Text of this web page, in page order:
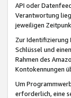
API oder
Verantwortung
jeweiligen
Zur Identifizierung
Schlüssel und
Rahmen des
Kontokennungen
Um
erforderlich, eine